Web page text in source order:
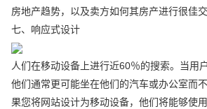
房地产趋势，以及卖方如何其房产进行很佳交
七、响应式设计
人们在移动设备上进行近60％的搜索。当用
他们通常更可能坐在他们的汽车或办公室而
果您将网站设计为移动设备，他们将能够使